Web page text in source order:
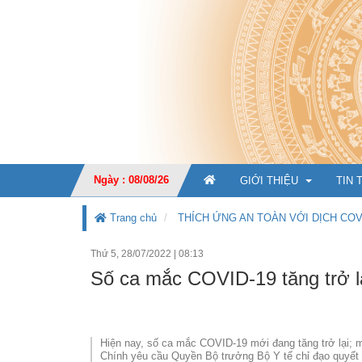
Ngày : 08/08/26 GIỚI THIỆU
CHỨC NĂNG, NHIỆM
Văn
KẾ HOẠCH PHÁT
TIN
Trang chủ THÍCH ỨNG AN TOÀN VỚI DỊCH
Thứ 5, 28/07/2022 | 08:13
Số ca mắc COVID-19 tăng trở
Hiện nay, số ca mắc COVID-19 mới đang tăng trở lại;
Chính yêu cầu Quyền Bộ trưởng Bộ Y tế chỉ đạo